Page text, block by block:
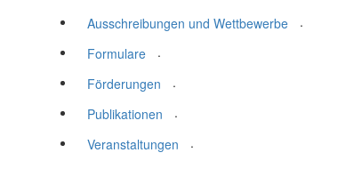
Ausschreibungen und Wettbewerbe
.
Formulare
.
Förderungen
.
Publikationen
.
Veranstaltungen
.